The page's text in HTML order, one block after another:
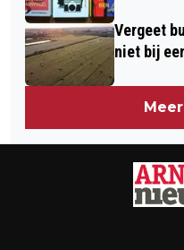
Vergeet
niet bij